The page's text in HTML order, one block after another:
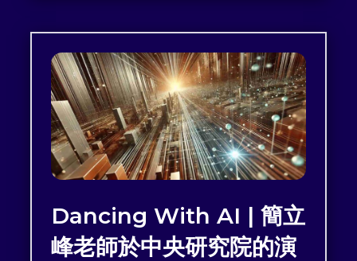
Dancing With AI | 簡立
峰老師於中央研究院的演